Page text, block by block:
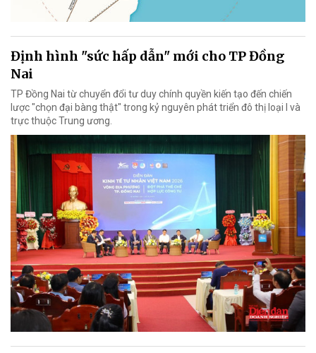
Định hình "sức hấp dẫn" mới cho TP Đồng
Nai
TP Đồng Nai từ chuyển đổi tư duy chính quyền kiến tạo đến chiến
lược "chọn đại bàng thật" trong kỷ nguyên phát triển đô thị loại I và
trực thuộc Trung ương.